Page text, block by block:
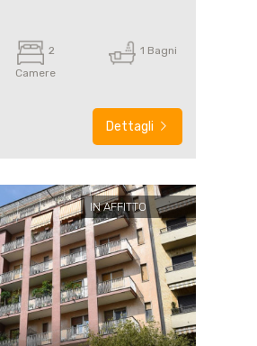
2
Camere
1 Bagni
Dettagli
IN AFFITTO